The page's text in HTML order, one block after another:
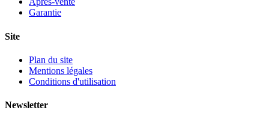
Garantie
Site
Plan du site
Mentions légales
Conditions d'utilisation
Newsletter